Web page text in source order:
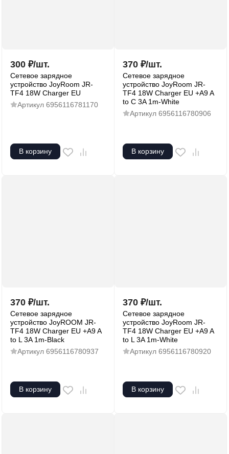
300 ₽/шт.
Сетевое зарядное
устройство JoyRoom JR-
TF4 18W Charger EU
Артикул 6956116781170
В корзину
370 ₽/шт.
Сетевое зарядное
устройство JoyRoom JR-
TF4 18W Charger EU +A9 A
to C 3A 1m-White
Артикул 6956116780906
В корзину
370 ₽/шт.
Сетевое зарядное
устройство JoyROOM JR-
TF4 18W Charger EU +A9 A
to L 3A 1m-Black
Артикул 6956116780937
В корзину
370 ₽/шт.
Сетевое зарядное
устройство JoyRoom JR-
TF4 18W Charger EU +A9 A
to L 3A 1m-White
Артикул 6956116780920
В корзину